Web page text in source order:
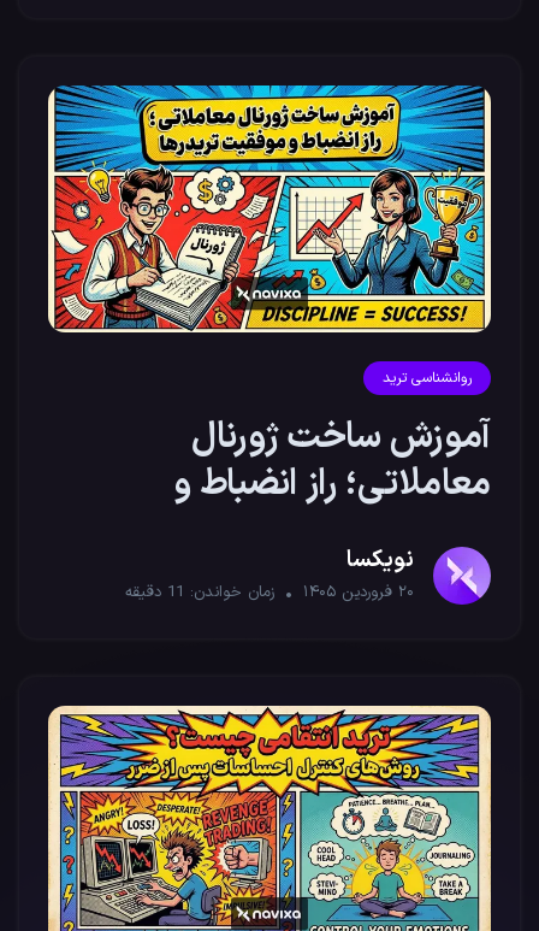
روانشناسی ترید
آموزش ساخت ژورنال
معاملاتی؛ راز انضباط و
نویکسا
۲۰ فروردین ۱۴۰۵ زمان خواندن: 11 دقیقه